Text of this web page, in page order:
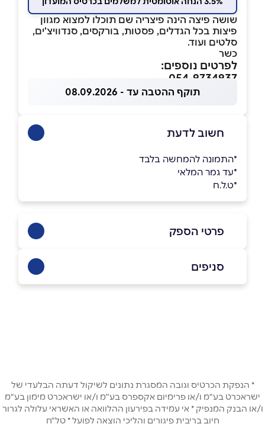
שושה פיצה הינה פיצריה שם תוכלו למצוא מגוון
פיצות בכל הגדלים, פסטות, בורקסים, סנדוויצ'ים,
סלטים ועוד.
כשר
לפרטים נוספים:
054-9734937
תוקף ההטבה עד - 08.09.2026
חשוב לדעת
*התמונה להמחשה בלבד
*עד גמר המלאי
*ט.ל.ח
פרטי הספק
אימייל*
סניפים
* הנפקת הכרטיס וגובה המסגרת נתונים לשיקול דעתה הבלעדי של
ישראכרט בע"מ ו/או פרימיום אקספרס בע"מ ו/או ישראכרט מימון בע"מ
ו/או הבנק המנפיק * אי עמידה בפירעון ההלוואה או האשראי עלולה לגרור
חיוב בריבית פיגורים והליכי הוצאה לפועל * טל"ח